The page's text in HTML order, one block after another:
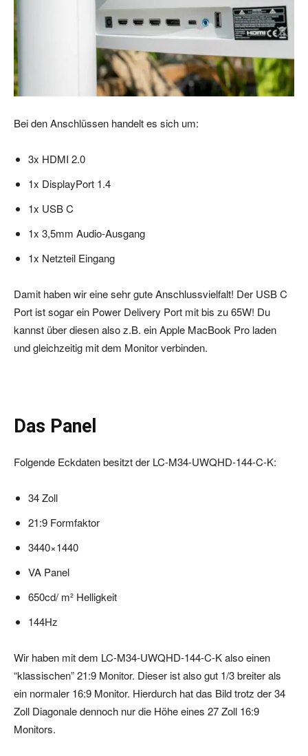
Bei den Anschlüssen handelt es sich um:
3x HDMI 2.0
1x DisplayPort 1.4
1x USB C
1x 3,5mm Audio-Ausgang
1x Netzteil Eingang
Damit haben wir eine sehr gute Anschlussvielfalt! Der USB C
Port ist sogar ein Power Delivery Port mit bis zu 65W! Du
kannst über diesen also z.B. ein Apple MacBook Pro laden
und gleichzeitig mit dem Monitor verbinden.
Das Panel
Folgende Eckdaten besitzt der LC-M34-UWQHD-144-C-K:
34 Zoll
21:9 Formfaktor
3440×1440
VA Panel
650cd/ m² Helligkeit
144Hz
Wir haben mit dem LC-M34-UWQHD-144-C-K also einen
“klassischen” 21:9 Monitor. Dieser ist also gut 1/3 breiter als
ein normaler 16:9 Monitor. Hierdurch hat das Bild trotz der 34
Zoll Diagonale dennoch nur die Höhe eines 27 Zoll 16:9
Monitors.